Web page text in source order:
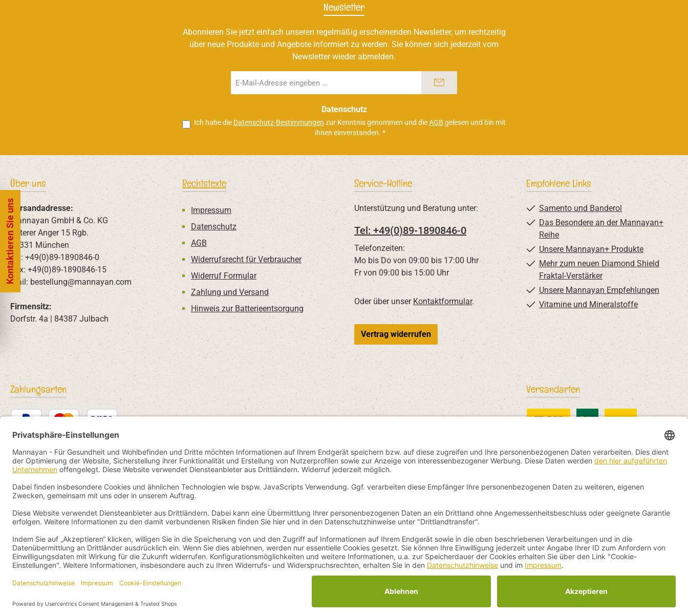
Newsletter
Abonnieren Sie jetzt einfach unseren regelmäßig erscheinenden Newsletter, um rechtzeitig
über neue Produkte und Angebote informiert zu werden. Sie können sich jederzeit vom
Newsletter wieder abmelden.
Mail-
Datenschutz
Ich habe die Datenschutz-Bestimmungen zur Kenntnis genommen und dieAGB gelesen und bin mit
ihnen einverstanden. *
Über uns
Versandadresse:
Mannayan GmbH & Co. KG
Unterer Anger 15 Rgb.
80331 München
Tel: +49(0)89-1890846-0
Fax: +49(0)89-1890846-15
Mail: bestellung@mannayan.com
Firmensitz:
Dorfstr. 4a | 84387 Julbach
Rechtstexte
Impressum
Datenschutz
AGB
Widerrufsrecht für Verbraucher
Widerruf Formular
Zahlung und Versand
Hinweis zur Batterieentsorgung
Service-Hotline
Unterstützung und Beratung unter:
Tel: +49(0)89-1890846-0
Telefonzeiten:
Mo bis Do von 09:00 bis 17:00 Uhr
Fr von 09:00 bis 15:00 Uhr
Oder über unser Kontaktformular.
Vertrag widerrufen
Empfohlene Links
Samento und Banderol
Das Besondere an der Mannayan+
Reihe
Unsere Mannayan+ Produkte
Mehr zum neuen Diamond Shield
Fraktal-Verstärker
Unsere Mannayan Empfehlungen
Vitamine und Mineralstoffe
Zahlungsarten
PayPal Kredit- oder Debitkarte
BancontactSEPA Lastschrift
eps
iDEAL Przelewy24
Vorkasse Pay by YaBandPay
WeChat Pay + AliPay
Versandarten
DHL International
Alle Preise inkl. gesetzl. Mehrwertsteuer zzgl.
und ggf. Nachnahmegebühren, wenn nicht anders angegeben.
Kontaktieren Sie uns